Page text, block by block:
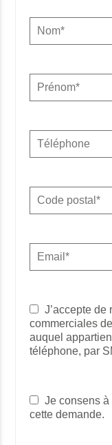
J’accepte de
commerciales
auquel
téléphone, par
Je consens
cette demande.